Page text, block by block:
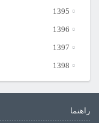
1395
1396
1397
1398
راهنما